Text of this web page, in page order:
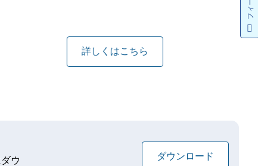
詳しくはこちら
ウ
ダウンロード